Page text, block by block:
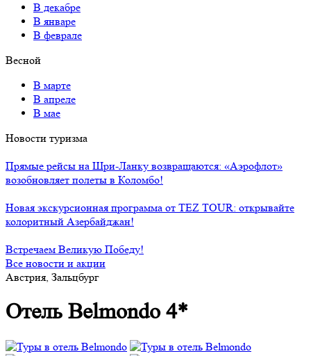
В декабре
В январе
В феврале
Весной
В марте
В апреле
В мае
Новости туризма
Прямые рейсы на Шри-Ланку возвращаются: «Аэрофлот»
возобновляет полеты в Коломбо!
Новая экскурсионная программа от TEZ TOUR: открывайте
колоритный Азербайджан!
Встречаем Великую Победу!
Все новости и акции
Австрия, Зальцбург
Отель Belmondo 4*